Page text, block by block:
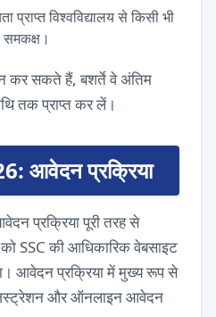
प्राप्त विश्वविद्यालय से किसी भी
समकक्ष।
कर सकते हैं, बशर्ते वे अंतिम
तक प्राप्त कर लें।
आवेदन प्रक्रिया
प्रक्रिया पूरी तरह से
को SSC की आधिकारिक वेबसाइट
आवेदन प्रक्रिया में मुख्य रूप से
और ऑनलाइन आवेदन